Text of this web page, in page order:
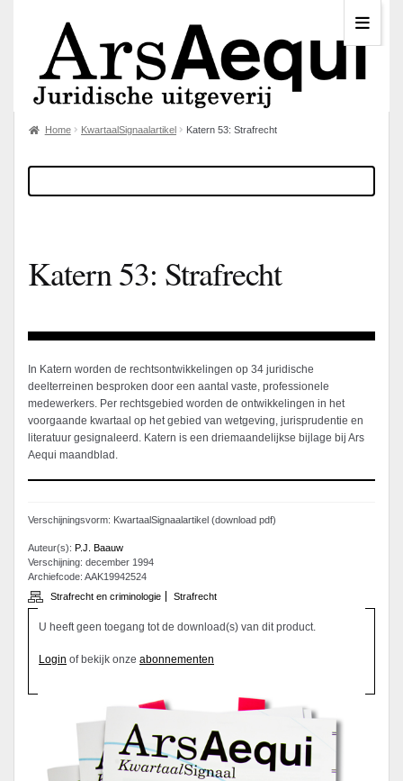
Home KwartaalSignaalartikel Katern 53: Strafrecht
Katern 53: Strafrecht
In Katern worden de rechtsontwikkelingen op 34 juridische
deelterreinen besproken door een aantal vaste, professionele
medewerkers. Per rechtsgebied worden de ontwikkelingen in het
voorgaande kwartaal op het gebied van wetgeving, jurisprudentie en
literatuur gesignaleerd. Katern is een driemaandelijkse bijlage bij Ars
Aequi maandblad.
Verschijningsvorm: KwartaalSignaalartikel (download pdf)
Auteur(s): P.J. Baauw
Verschijning: december 1994
Archiefcode: AAK19942524
Strafrecht en criminologie
Strafrecht
U heeft geen toegang tot de download(s) van dit product.
Login of bekijk onze abonnementen